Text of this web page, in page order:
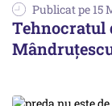
Publicat pe 15
Tehnocratul